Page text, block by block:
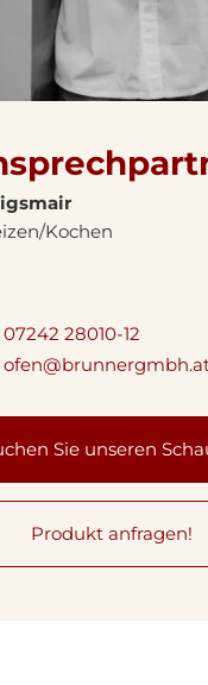
Kochen
07242 28010-12
Sie unseren
Produkt anfragen!